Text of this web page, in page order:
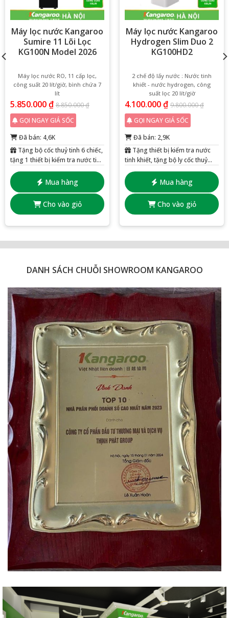
Máy lọc nước Kangaroo
Sumire 11 Lõi Lọc
KG100N Model 2026
Máy lọc nước RO, 11 cấp lọc,
công suất 20 lít/giờ, bình chứa 7
lít
5.850.000₫ 8.850.000₫
Mua hàng
Cho vào giỏ
GỌI NGAY GIÁ SỐC
Đã bán: 4,6K
Tặng bộ cốc thuỷ tinh 6 chiếc,
tặng 1 thiết bị kiểm tra nước tinh
khiết
Máy lọc nước Kangaroo
Hydrogen Slim Duo 2
KG100HD2
2 chế độ lấy nước : Nước tinh
khiết - nước hydrogen, công
suất lọc 20 lít/giờ
4.100.000₫ 9.800.000₫
Mua hàng
Cho vào giỏ
GỌI NGAY GIÁ SỐC
Đã bán: 2,9K
Tặng thiết bị kiểm tra nước
tinh khiết, tặng bộ ly cốc thuỷ
tinh 6 chiếc
DANH SÁCH CHUỖI SHOWROOM KANGAROO